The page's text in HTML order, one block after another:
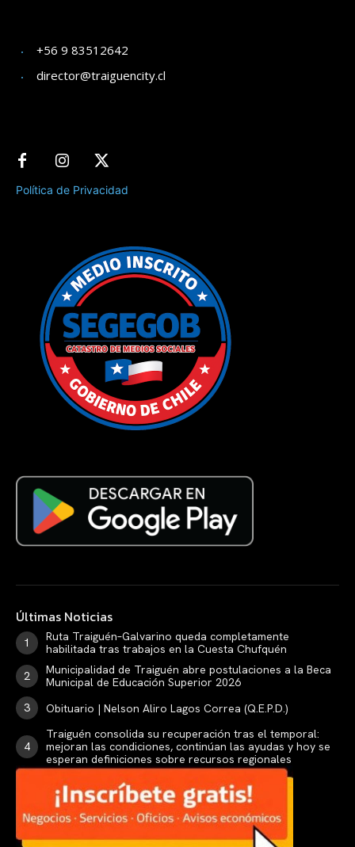
+56 9 83512642
director@traiguencity.cl
Política de Privacidad
Últimas Noticias
Ruta Traiguén–Galvarino queda completamente
habilitada tras trabajos en la Cuesta Chufquén
Municipalidad de Traiguén abre postulaciones a la Beca
Municipal de Educación Superior 2026
Obituario | Nelson Aliro Lagos Correa (Q.E.P.D.)
Traiguén consolida su recuperación tras el temporal:
mejoran las condiciones, continúan las ayudas y hoy se
esperan definiciones sobre recursos regionales